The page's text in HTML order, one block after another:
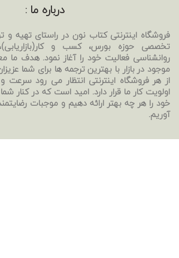
درباره ما :
فروشگاه اینترنتی کتاب نون در راستای تهیه و
تخصصی حوزه بورس، کسب و
روانشناسی فعالیت خود را آغاز نمود. هدف ما
موجود در بازار با بهترین ترجمه ها برای شما
از هر فروشگاه اینترنتی انتظار می رود سرعت
اولویت کار ما قرار دارد. امید است که در کنار
خود را هر چه بهتر ارائه دهیم و موجبات
آوریم.